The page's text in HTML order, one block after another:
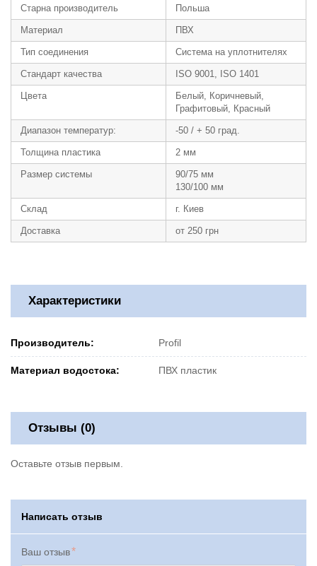
Старна производитель Польша
Материал ПВХ
Тип соединения Система на уплотнителях
Стандарт качества ISO 9001, ISO 1401
Цвета
Белый, Коричневый,
Графитовый, Красный
Диапазон температур: -50 / + 50 град.
Толщина пластика 2 мм
Размер системы
90/75 мм
130/100 мм
Склад г. Киев
Доставка от 250 грн
Характеристики
Производитель: Profil
Материал водостока: ПВХ пластик
Отзывы (0)
Оставьте отзыв первым.
Написать отзыв
Ваш отзыв